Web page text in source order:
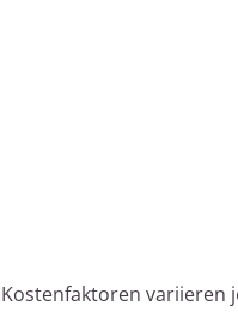
Kostenfaktoren variieren